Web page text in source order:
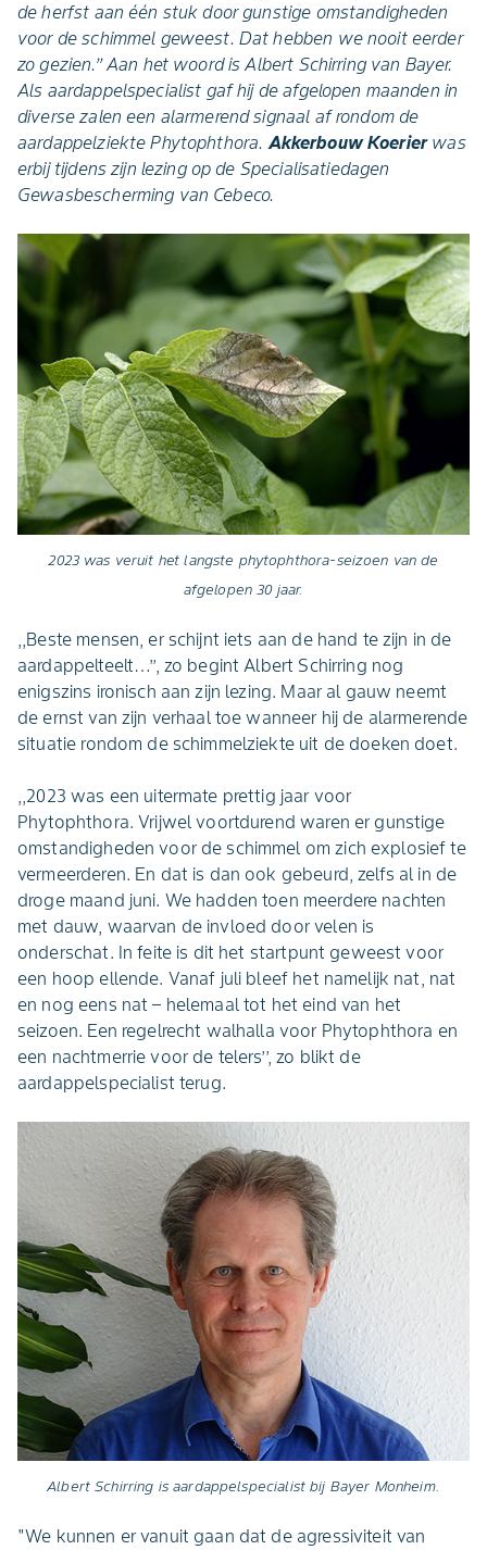
de herfst aan één stuk door gunstige omstandigheden
voor de schimmel geweest. Dat hebben we nooit eerder
zo gezien.’’ Aan het woord is Albert Schirring van Bayer.
Als aardappelspecialist gaf hij de afgelopen maanden in
diverse zalen een alarmerend signaal af rondom de
aardappelziekte Phytophthora.Akkerbouw Koerierwas
erbij tijdens zijn lezing op de Specialisatiedagen
Gewasbescherming van Cebeco.
2023 was veruit het langste phytophthora-seizoen van de
afgelopen 30 jaar.
,,Beste mensen, er schijnt iets aan de hand te zijn in de
aardappelteelt…’’, zo begint Albert Schirring nog
enigszins ironisch aan zijn lezing. Maar al gauw neemt
de ernst van zijn verhaal toe wanneer hij de alarmerende
situatie rondom de schimmelziekte uit de doeken doet.
,,2023 was een uitermate prettig jaar voor
Phytophthora. Vrijwel voortdurend waren er gunstige
omstandigheden voor de schimmel om zich explosief te
vermeerderen. En dat is dan ook gebeurd, zelfs al in de
droge maand juni. We hadden toen meerdere nachten
met dauw, waarvan de invloed door velen is
onderschat. In feite is dit het startpunt geweest voor
een hoop ellende. Vanaf juli bleef het namelijk nat, nat
en nog eens nat – helemaal tot het eind van het
seizoen. Een regelrecht walhalla voor Phytophthora en
een nachtmerrie voor de telers’’, zo blikt de
aardappelspecialist terug.
Albert Schirring is aardappelspecialist bij Bayer Monheim.
"We kunnen er vanuit gaan dat de agressiviteit van